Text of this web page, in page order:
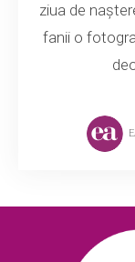
ziua de
fanii o